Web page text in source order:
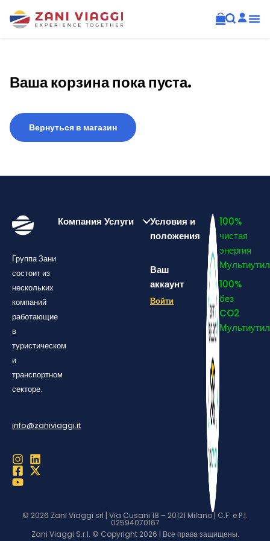
Ваша корзина пока пуста.
Вернуться в магазин
Группа Зани
состоит из
нескольких
компаний
работающие
в
туристическом
и
транспортном
секторе.
info@zaniviaggi.it
Компания Услуги
Условия и
положения
Ваш
аккаунт
Войти
100%
чистая
энергия
100%
без
CO2
© 2026 Zani Viaggi srl | Via Cusani 18 – 20121 Milano | C.F. e P.I.
02594070167
Zani Viaggi S.r.l. © Copyright 2026 | Все права защищены.